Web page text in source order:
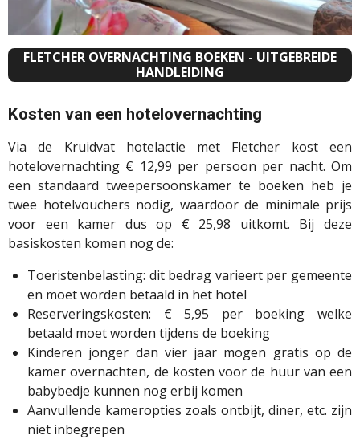
FLETCHER OVERNACHTING BOEKEN - UITGEBREIDE
HANDLEIDING
Kosten van een hotelovernachting
Via de Kruidvat hotelactie met Fletcher kost een
hotelovernachting € 12,99 per persoon per nacht. Om
een standaard tweepersoonskamer te boeken heb je
twee hotelvouchers nodig, waardoor de minimale prijs
voor een kamer dus op € 25,98 uitkomt. Bij deze
basiskosten komen nog de:
Toeristenbelasting: dit bedrag varieert per gemeente
en moet worden betaald in het hotel
Reserveringskosten: € 5,95 per boeking welke
betaald moet worden tijdens de boeking
Kinderen jonger dan vier jaar mogen gratis op de
kamer overnachten, de kosten voor de huur van een
babybedje kunnen nog erbij komen
Aanvullende kameropties zoals ontbijt, diner, etc. zijn
niet inbegrepen